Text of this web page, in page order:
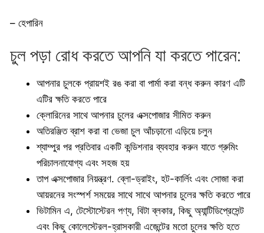
– হেপারিন
চুল পড়া রোধ করতে আপনি যা করতে পারেন:
আপনার চুলকে প্রায়শই রঙ করা বা পার্মা করা বন্ধ করুন কারণ এটি
এটির ক্ষতি করতে পারে
ক্লোরিনের সাথে আপনার চুলের এক্সপোজার সীমিত করুন
অতিরঞ্জিত ব্রাশ করা বা ভেজা চুল আঁচড়ানো এড়িয়ে চলুন
শ্যাম্পুর পর প্রতিবার একটি কন্ডিশনার ব্যবহার করুন যাতে গ্রুমিং
পরিচালনাযোগ্য এবং সহজ হয়
তাপ এক্সপোজার নিয়ন্ত্রণ. ব্লো-ড্রাইং, হট-কার্লিং এবং সোজা করা
আয়রনের সংস্পর্শ সময়ের সাথে সাথে আপনার চুলের ক্ষতি করতে পারে
ভিটামিন এ, টেস্টোস্টেরন পণ্য, বিটা ব্লকার, কিছু অ্যান্টিডিপ্রেসেন্ট
এবং কিছু কোলেস্টেরল-হ্রাসকারী এজেন্টের মতো চুলের ক্ষতি হতে